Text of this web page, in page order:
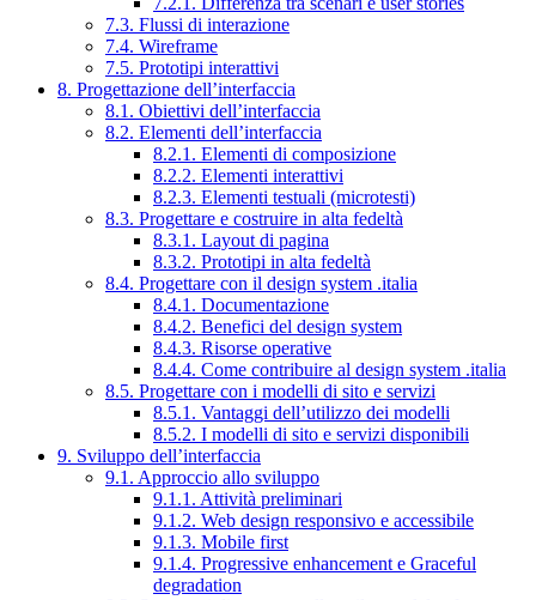
7.3. Flussi di interazione
7.4. Wireframe
7.5. Prototipi interattivi
8. Progettazione dell’interfaccia
8.1. Obiettivi dell’interfaccia
8.2. Elementi dell’interfaccia
8.2.1. Elementi di composizione
8.2.2. Elementi interattivi
8.2.3. Elementi testuali (microtesti)
8.3. Progettare e costruire in alta fedeltà
8.3.1. Layout di pagina
8.3.2. Prototipi in alta fedeltà
8.4. Progettare con il design system .italia
8.4.1. Documentazione
8.4.2. Benefici del design system
8.4.3. Risorse operative
8.4.4. Come contribuire al design system .italia
8.5. Progettare con i modelli di sito e servizi
8.5.1. Vantaggi dell’utilizzo dei modelli
8.5.2. I modelli di sito e servizi disponibili
9. Sviluppo dell’interfaccia
9.1. Approccio allo sviluppo
9.1.1. Attività preliminari
9.1.2. Web design responsivo e accessibile
9.1.3. Mobile first
9.1.4. Progressive enhancement e Graceful
degradation